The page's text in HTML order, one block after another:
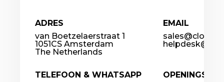
ADRES
van Boetzelaerstraat 1
1051CS Amsterdam
The Netherlands
EMAIL
TELEFOON & WHATSAPP